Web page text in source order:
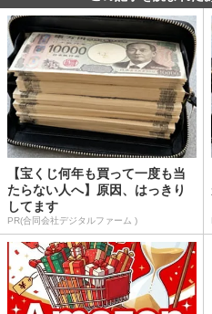
【宝くじ何年も買って一度も当
たらない人へ】原因、はっきり
してます
PR(合同会社デジタルファーム )